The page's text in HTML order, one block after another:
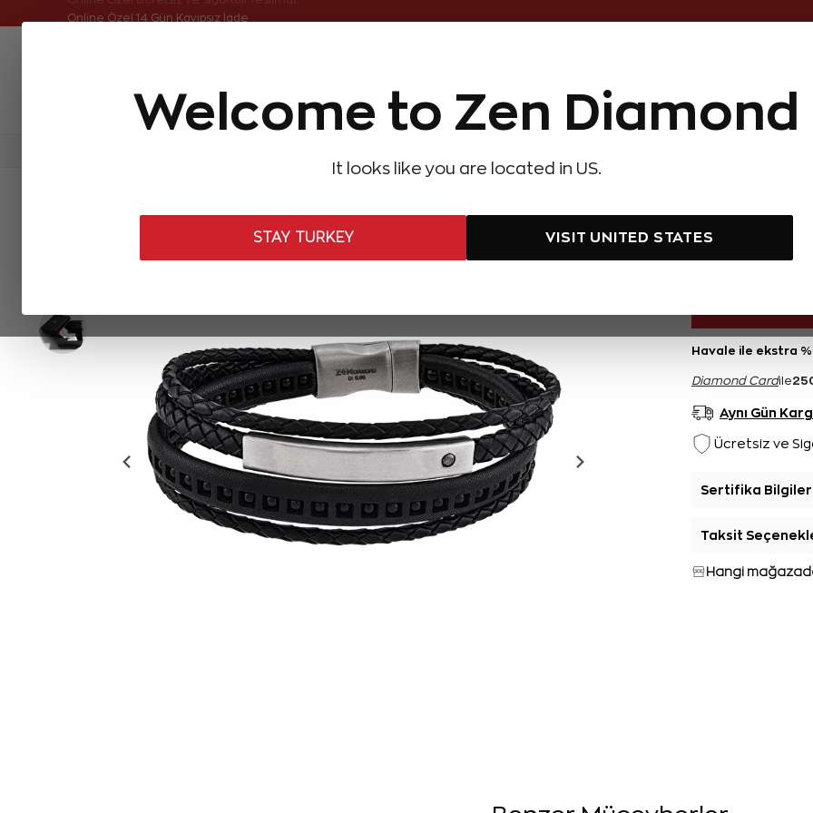
Welcome to Zen Diamond
It looks like you are located in US.
STAY TURKEY VISIT UNITED STATES
Online Özel Ücretsiz ve Sigortalı Teslimat
Aynı Gün Kargo Çok Satanlar Hediye Önerileri Evlilik Teklifi Setler Özel
AYNI GÜN
Siyah
5.000 TL
Havale ile ekstra
Diamond Cardile
Aynı Gün
Ücretsiz ve
Sertifika
Taksit
Hangi